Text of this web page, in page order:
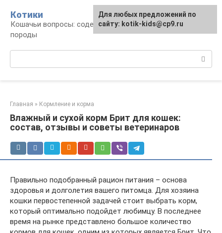
контенту
Котики
Кошачьи вопросы: содержание, лечение,
породы
Главная » Кормление и корма
Влажный и сухой корм Брит для кошек:
состав, отзывы и советы ветеринаров
Правильно подобранный рацион питания – основа
здоровья и долголетия вашего питомца. Для хозяина
кошки первостепенной задачей стоит выбрать корм,
который оптимально подойдет любимцу. В последнее
время на рынке представлено большое количество
Для любых предложений по
сайту: kotik-kids@cp9.ru